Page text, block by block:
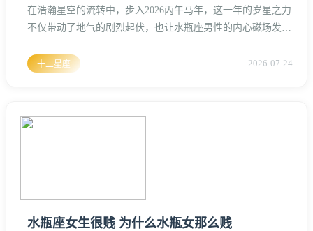
在浩瀚星空的流转中，步入2026丙午马年，这一年的岁星之力
不仅带动了地气的剧烈起伏，也让水瓶座男性的内心磁场发生
女这位“烈火行者”的相遇，往往被视为风助火势的典型案例、
男，到底能不能交付真心。水瓶座男性的情感逻辑不同于常
人，他不是那种会为
十二星座 2026-07-24
水瓶座女生很贱 为什么水瓶女那么贱